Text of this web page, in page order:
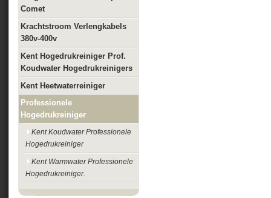
Comet
Krachtstroom Verlengkabels
380v-400v
Kent Hogedrukreiniger Prof.
Koudwater Hogedrukreinigers
Kent Heetwaterreiniger
Professionele
Hogedrukreiniger
Kent Koudwater Professionele
Hogedrukreiniger
Kent Warmwater Professionele
Hogedrukreiniger.